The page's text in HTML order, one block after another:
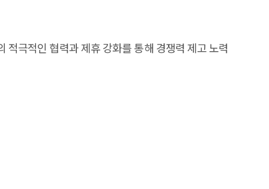
극적인 협력과 제휴 강화를 통해 경쟁력 제고 노력